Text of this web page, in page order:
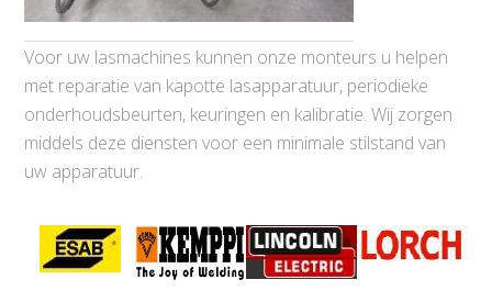
Voor uw lasmachines kunnen onze monteurs u helpen
met reparatie van kapotte lasapparatuur, periodieke
onderhoudsbeurten, keuringen en kalibratie. Wij zorgen
middels deze diensten voor een minimale stilstand van
uw apparatuur.